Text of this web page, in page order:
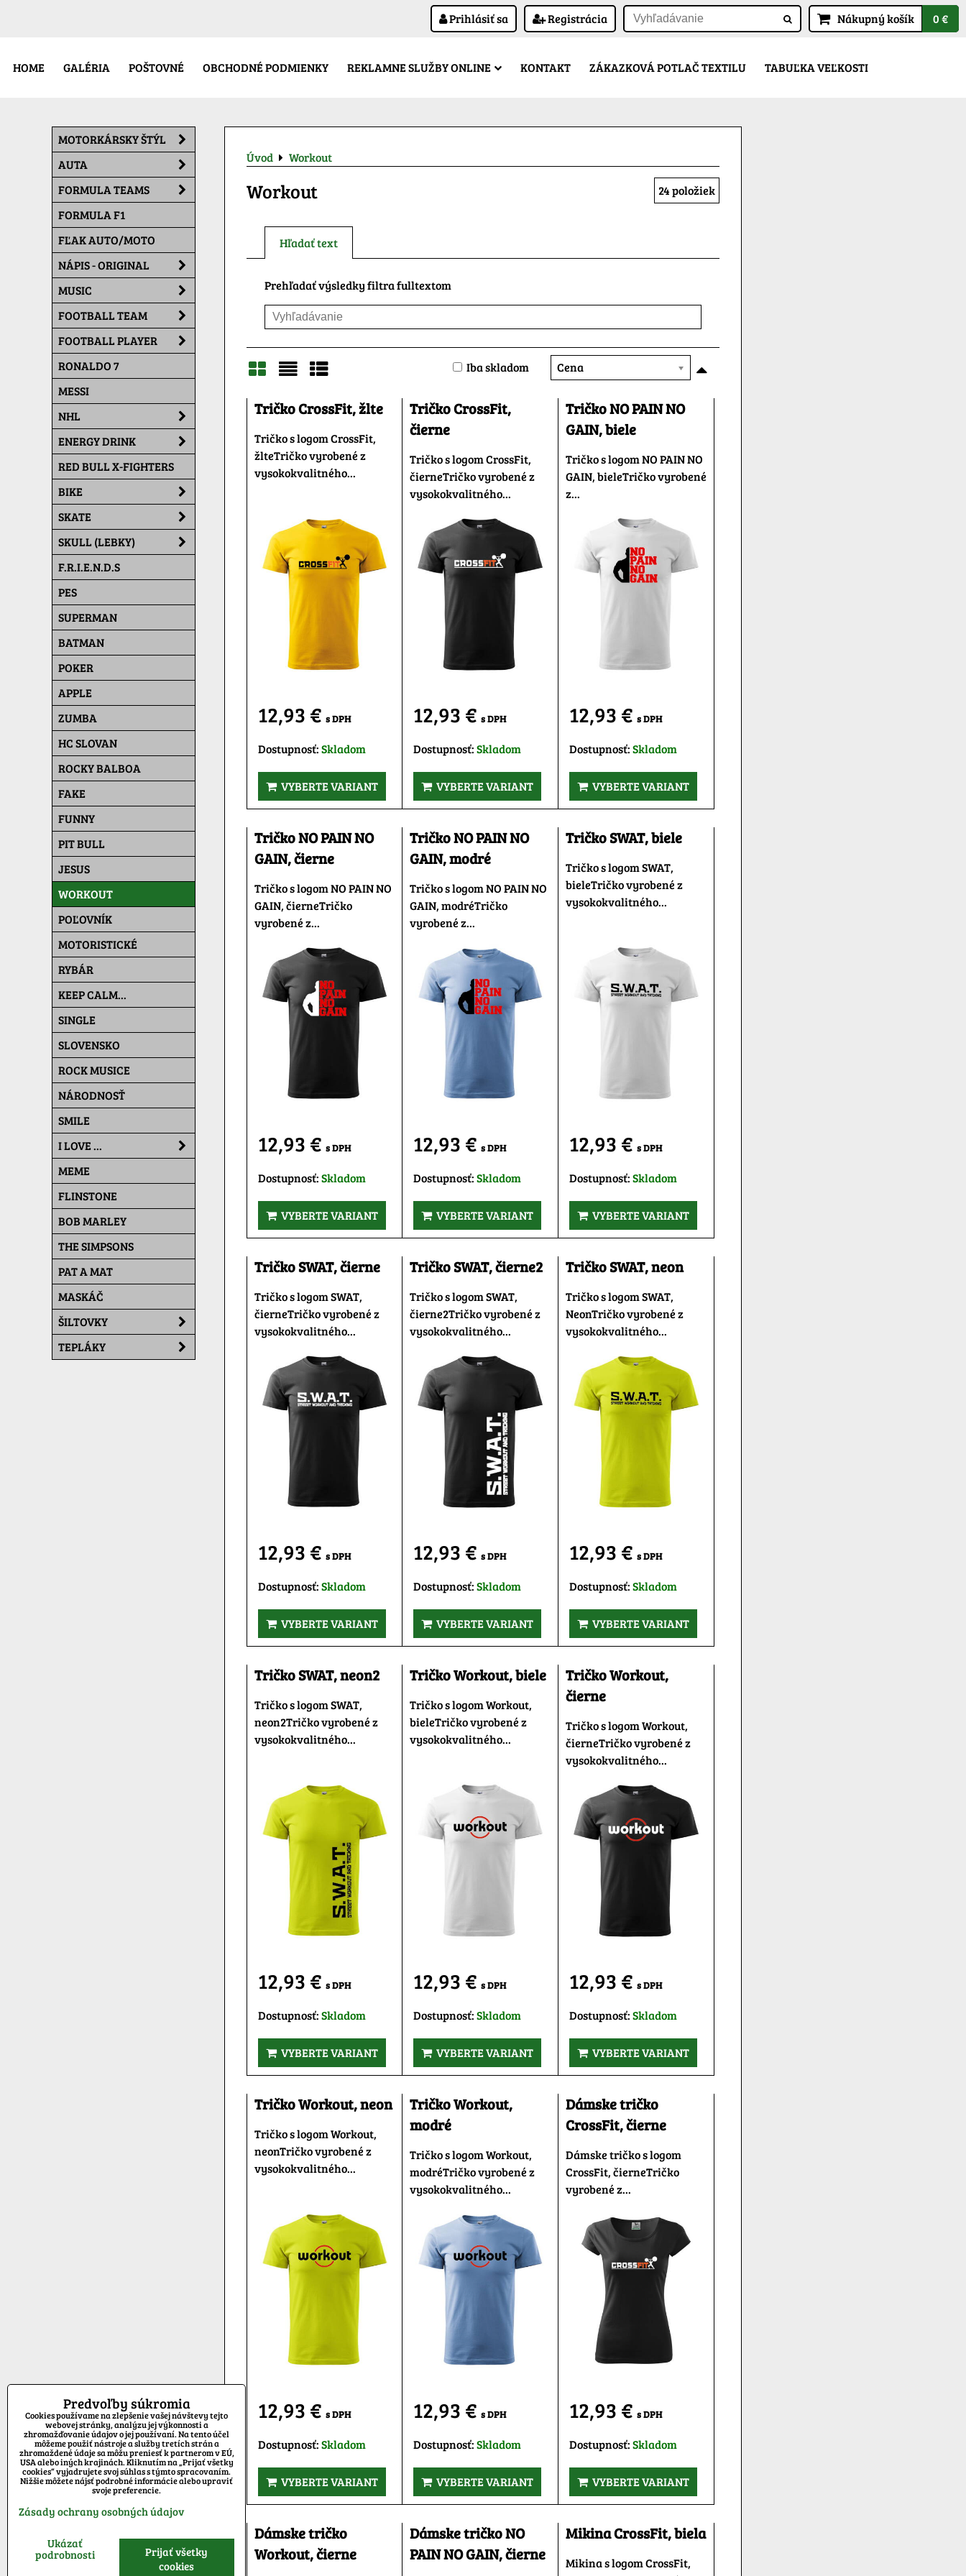
Prihlásiť sa Registrácia Nákupný košík 0 €
HOME GALÉRIA POŠTOVNÉ OBCHODNÉ PODMIENKY REKLAMNE SLUŽBY ONLINE KONTAKT ZÁKAZKOVÁ POTLAČ TEXTILU TABUĽKA VEĽKOSTI
Úvod Workout
Workout 24položiek
Hľadať text
Prehľadať výsledky filtra fulltextom
MriežkaZoznam
Tabuľka
Cena
Iba skladom
Tričko CrossFit, žlte
Tričko s logom CrossFit,
žlteTričko vyrobené z
vysokokvalitného...
12,93 € s DPH
Dostupnosť:Skladom
VYBERTE VARIANT
Tričko CrossFit,
čierne
Tričko s logom CrossFit,
čierneTričko vyrobené z
vysokokvalitného...
12,93 €s DPH
Dostupnosť:Skladom
VYBERTE VARIANT
Tričko NO PAIN NO
GAIN, biele
Tričko s logom NO PAIN NO
GAIN, bieleTričko vyrobené
z...
12,93 €s DPH
Dostupnosť:Skladom
VYBERTE VARIANT
Tričko NO PAIN NO
GAIN, čierne
Tričko s logom NO PAIN NO
GAIN, čierneTričko
vyrobené z...
12,93 € s DPH
Dostupnosť:Skladom
VYBERTE VARIANT
Tričko NO PAIN NO
GAIN, modré
Tričko s logom NO PAIN NO
GAIN, modréTričko
vyrobené z...
12,93 €s DPH
Dostupnosť:Skladom
VYBERTE VARIANT
Tričko SWAT, biele
Tričko s logom SWAT,
bieleTričko vyrobené z
vysokokvalitného...
12,93 €s DPH
Dostupnosť:Skladom
VYBERTE VARIANT
Tričko SWAT, čierne
Tričko s logom SWAT,
čierneTričko vyrobené z
vysokokvalitného...
12,93 € s DPH
Dostupnosť:Skladom
VYBERTE VARIANT
Tričko SWAT, čierne2
Tričko s logom SWAT,
čierne2Tričko vyrobené z
vysokokvalitného...
12,93 €s DPH
Dostupnosť:Skladom
VYBERTE VARIANT
Tričko SWAT, neon
Tričko s logom SWAT,
NeonTričko vyrobené z
vysokokvalitného...
12,93 €s DPH
Dostupnosť:Skladom
VYBERTE VARIANT
Tričko SWAT, neon2
Tričko s logom SWAT,
neon2Tričko vyrobené z
vysokokvalitného...
12,93 € s DPH
Dostupnosť:Skladom
VYBERTE VARIANT
Tričko Workout, biele
Tričko s logom Workout,
bieleTričko vyrobené z
vysokokvalitného...
12,93 €s DPH
Dostupnosť:Skladom
VYBERTE VARIANT
Tričko Workout,
čierne
Tričko s logom Workout,
čierneTričko vyrobené z
vysokokvalitného...
12,93 €s DPH
Dostupnosť:Skladom
VYBERTE VARIANT
Tričko Workout, neon
Tričko s logom Workout,
neonTričko vyrobené z
vysokokvalitného...
12,93 € s DPH
Dostupnosť:Skladom
VYBERTE VARIANT
Tričko Workout,
modré
Tričko s logom Workout,
modréTričko vyrobené z
vysokokvalitného...
12,93 €s DPH
Dostupnosť:Skladom
VYBERTE VARIANT
Dámske tričko
CrossFit, čierne
Dámske tričko s logom
CrossFit, čierneTričko
vyrobené z...
12,93 €s DPH
Dostupnosť:Skladom
VYBERTE VARIANT
Dámske tričko
Workout, čierne
Dámske tričko NO
PAIN NO GAIN, čierne
Mikina CrossFit, biela
Mikina s logom CrossFit,
MOTORKÁRSKY ŠTÝL
AUTA
FORMULA TEAMS
FORMULA F1
FĽAK AUTO/MOTO
NÁPIS - ORIGINAL
MUSIC
FOOTBALL TEAM
FOOTBALL PLAYER
RONALDO 7
MESSI
NHL
ENERGY DRINK
RED BULL X-FIGHTERS
BIKE
SKATE
SKULL (LEBKY)
F.R.I.E.N.D.S
PES
SUPERMAN
BATMAN
POKER
APPLE
ZUMBA
HC SLOVAN
ROCKY BALBOA
FAKE
FUNNY
PIT BULL
JESUS
WORKOUT
POĽOVNÍK
MOTORISTICKÉ
RYBÁR
KEEP CALM...
SINGLE
SLOVENSKO
ROCK MUSICE
NÁRODNOSŤ
SMILE
I LOVE ...
MEME
FLINSTONE
BOB MARLEY
THE SIMPSONS
PAT A MAT
MASKÁČ
ŠILTOVKY
TEPLÁKY
Predvoľby súkromia
Cookies používame na zlepšenie vašej návštevy tejto
webovej stránky, analýzu jej výkonnosti a
zhromažďovanie údajov o jej používaní. Na tento účel
môžeme použiť nástroje a služby tretích strán a
zhromaždené údaje sa môžu preniesť k partnerom v EÚ,
USA alebo iných krajinách. Kliknutím na „Prijať všetky
cookies“ vyjadrujete svoj súhlas s týmto spracovaním.
Nižšie môžete nájsť podrobné informácie alebo upraviť
svoje preferencie.
Zásady ochrany osobných údajov
Ukázať
podrobnosti
Prijať všetky
cookies